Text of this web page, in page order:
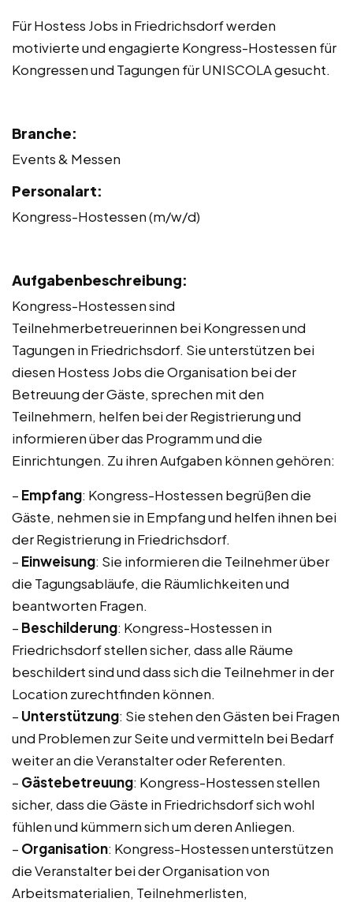
Für Hostess Jobs in Friedrichsdorf werden
motivierte und engagierte Kongress-Hostessen für
Kongressen und Tagungen für UNISCOLA gesucht.
Branche:
Events & Messen
Personalart:
Kongress-Hostessen (m/w/d)
Aufgabenbeschreibung:
Kongress-Hostessen sind
Teilnehmerbetreuerinnen bei Kongressen und
Tagungen in Friedrichsdorf. Sie unterstützen bei
diesen Hostess Jobs die Organisation bei der
Betreuung der Gäste, sprechen mit den
Teilnehmern, helfen bei der Registrierung und
informieren über das Programm und die
Einrichtungen. Zu ihren Aufgaben können gehören:
– Empfang: Kongress-Hostessen begrüßen die
Gäste, nehmen sie in Empfang und helfen ihnen bei
der Registrierung in Friedrichsdorf.
– Einweisung: Sie informieren die Teilnehmer über
die Tagungsabläufe, die Räumlichkeiten und
beantworten Fragen.
– Beschilderung: Kongress-Hostessen in
Friedrichsdorf stellen sicher, dass alle Räume
beschildert sind und dass sich die Teilnehmer in der
Location zurechtfinden können.
– Unterstützung: Sie stehen den Gästen bei Fragen
und Problemen zur Seite und vermitteln bei Bedarf
weiter an die Veranstalter oder Referenten.
– Gästebetreuung: Kongress-Hostessen stellen
sicher, dass die Gäste in Friedrichsdorf sich wohl
fühlen und kümmern sich um deren Anliegen.
– Organisation: Kongress-Hostessen unterstützen
die Veranstalter bei der Organisation von
Arbeitsmaterialien, Teilnehmerlisten,